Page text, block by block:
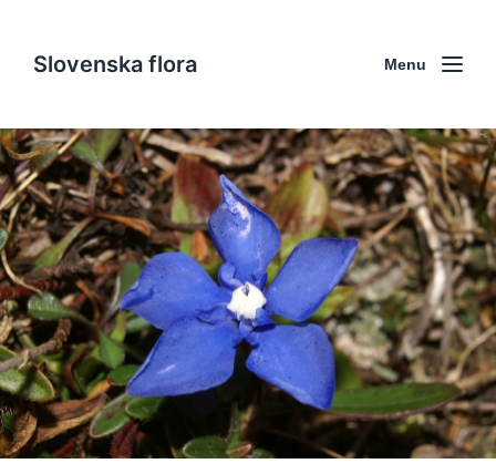
Slovenska flora Menu